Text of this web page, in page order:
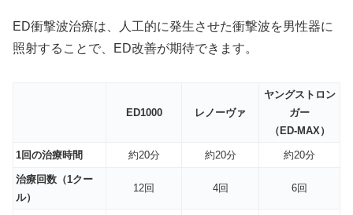
ED衝撃波治療は、人工的に発生させた衝撃波を男性器に
照射することで、ED改善が期待できます。
ED1000 レノーヴァ
ヤングストロン
ガー
（ED-MAX）
1回の治療時間 約20分 約20分 約20分
治療回数（1クー
ル）
12回 4回 6回